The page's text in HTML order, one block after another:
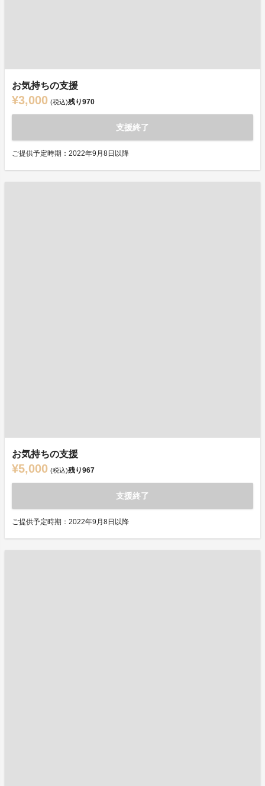
お気持ちの支援
¥3,000 (税込)残り970
支援終了
ご提供予定時期：2022年9月8日以降
お気持ちの支援
¥5,000 (税込)残り967
支援終了
ご提供予定時期：2022年9月8日以降